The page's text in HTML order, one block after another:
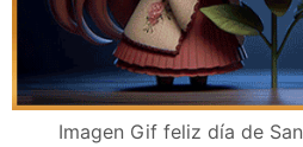
Imagen Gif feliz día de